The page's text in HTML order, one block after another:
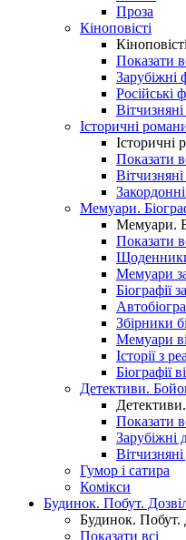
Проза
Кіноповісті
Кіноповісті
Показати
Зарубіжні
Російські
Історичні
Історичні
Показати
Мемуари.
Мемуари.
Показати
Мемуари
Біографії
Збірники
Мемуари
Історії з
Біографії
Детективи.
Показати
Зарубіжні
Гумор і сатира
Комікси
Будинок. Побут.
Будинок. Побут.
Показати всі